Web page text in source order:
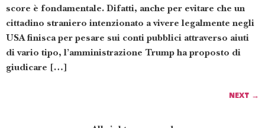
score è fondamentale. Difatti, anche per evitare che un
cittadino straniero intenzionato a vivere legalmente negli
USA finisca per pesare sui conti pubblici attraverso aiuti
di vario tipo, l’amministrazione Trump ha proposto di
giudicare […]
NEXT →